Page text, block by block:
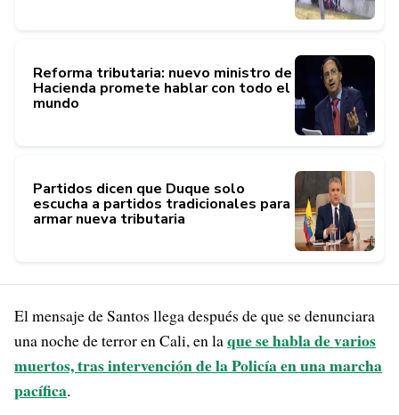
Reforma tributaria: nuevo ministro de
Hacienda promete hablar con todo el
mundo
Partidos dicen que Duque solo
escucha a partidos tradicionales para
armar nueva tributaria
El mensaje de Santos llega después de que se denunciara
una noche de terror en Cali, en laque se habla de varios
muertos, tras intervención de la Policía en una marcha
pacífica.